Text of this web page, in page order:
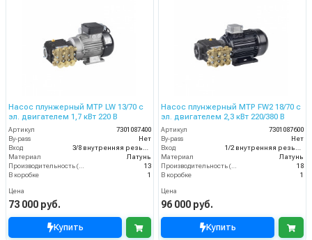
Насос плунжерный MTP LW 13/70 с
эл. двигателем 1,7 кВт 220 В
Артикул
7301087400
By-pass
Нет
Вход
3/8 внутренняя резьба
Материал
Латунь
Производительность (л/мин)
13
В коробке
1
Цена
73 000 руб.
Купить
Насос плунжерный MTP FW2 18/70 с
эл. двигателем 2,3 кВт 220/380 В
Артикул
7301087600
By-pass
Нет
Вход
1/2 внутренняя резьба
Материал
Латунь
Производительность (л/мин)
18
В коробке
1
Цена
96 000 руб.
Купить